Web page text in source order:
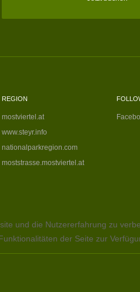
REGION
mostviertel.at
www.steyr.info
nationalparkregion.com
moststrasse.mostviertel.at
und die Nutzererfahrung zu
der Seite zur